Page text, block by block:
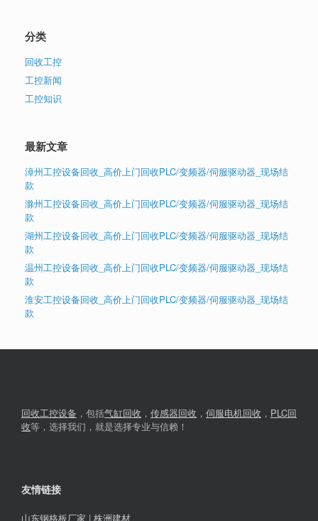
分类
回收工控
工控新闻
工控知识
最新文章
漳州工控设备回收_高价上门回收PLC/变频器/伺服驱动器_现场结
款
滁州工控设备回收_高价上门回收PLC/变频器/伺服驱动器_现场结
款
湖州工控设备回收_高价上门回收PLC/变频器/伺服驱动器_现场结
款
温州工控设备回收_高价上门回收PLC/变频器/伺服驱动器_现场结
款
淮安工控设备回收_高价上门回收PLC/变频器/伺服驱动器_现场结
款
回收工控设备 ，包括气缸回收 ， 传感器回收 ， 伺服电机回收 ， PLC回
收等，选择我们，就是选择专业与信赖！
友情链接
山东钢格板厂家 | 株洲建材